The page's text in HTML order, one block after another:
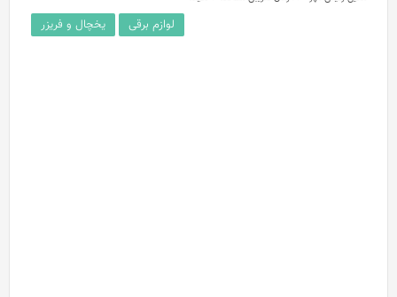
لوازم برقی یخچال و فریزر